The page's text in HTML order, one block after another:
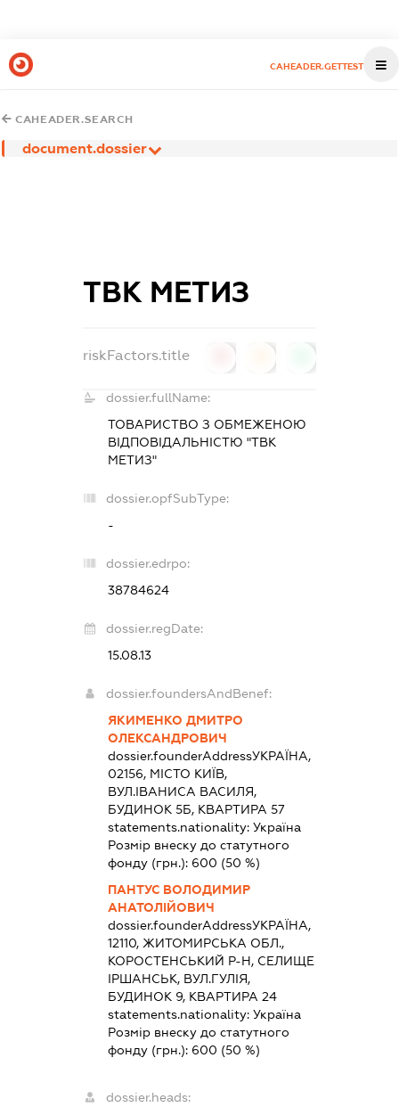
CAHEADER.GETTEST
CAHEADER.SEARCH
document.dossier
ТВК МЕТИЗ
riskFactors.title
dossier.fullName:
ТОВАРИСТВО З ОБМЕЖЕНОЮ
ВІДПОВІДАЛЬНІСТЮ "ТВК
МЕТИЗ"
dossier.opfSubType:
-
dossier.edrpo:
38784624
dossier.regDate:
15.08.13
dossier.foundersAndBenef:
ЯКИМЕНКО ДМИТРО
ОЛЕКСАНДРОВИЧ
dossier.founderAddressУКРАЇНА,
02156, МІСТО КИЇВ,
ВУЛ.ІВАНИСА ВАСИЛЯ,
БУДИНОК 5Б, КВАРТИРА 57
statements.nationality: Україна
Розмір внеску до статутного
фонду (грн.): 600 (50 %)
ПАНТУС ВОЛОДИМИР
АНАТОЛІЙОВИЧ
dossier.founderAddressУКРАЇНА,
12110, ЖИТОМИРСЬКА ОБЛ.,
КОРОСТЕНСЬКИЙ Р-Н, СЕЛИЩЕ
ІРШАНСЬК, ВУЛ.ГУЛІЯ,
БУДИНОК 9, КВАРТИРА 24
statements.nationality: Україна
Розмір внеску до статутного
фонду (грн.): 600 (50 %)
dossier.heads: